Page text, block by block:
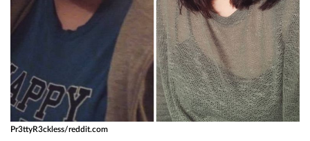
Pr3ttyR3ckless/reddit.com